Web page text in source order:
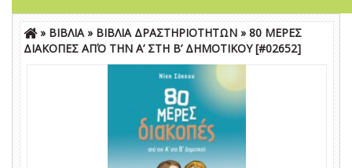
Είσοδος Εγγραφή
» ΒΙΒΛΙΑ» ΒΙΒΛΙΑ ΔΡΑΣΤΗΡΙΟΤΗΤΩΝ» 80 ΜΕΡΕΣ
ΔΙΑΚΟΠΕΣ ΑΠΌ ΤΗΝ Α’ ΣΤΗ Β’ ΔΗΜΟΤΙΚΟΥ[#02652]